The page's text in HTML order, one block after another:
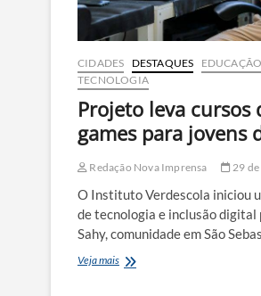
CIDADES DESTAQUES EDUCAÇÃO
TECNOLOGIA
Projeto leva cursos
games para jovens
Redação Nova Imprensa 29
O Instituto Verdescola iniciou
de tecnologia e inclusão digital
Sahy, comunidade em São
Veja maisProjeto